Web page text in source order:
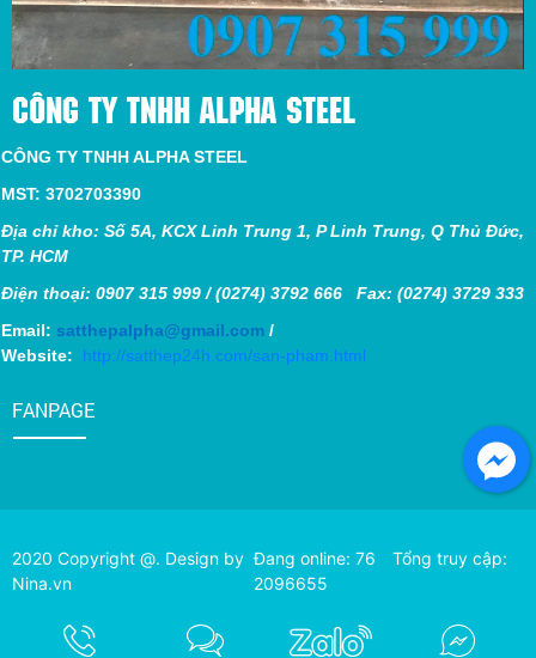
CÔNG TY TNHH ALPHA STEEL
CÔNG TY TNHH ALPHA STEEL
MST: 3702703390
Địa chỉ kho: Số 5A, KCX Linh Trung 1, P Linh Trung, Q Thủ Đức,
TP. HCM
Điện thoại: 0907 315 999 / (0274) 3792 666 Fax: (0274) 3729 333
Email: satthepalpha@gmail.com /
Website:
http://satthep24h.com/san-pham.html
FANPAGE
2020 Copyright @. Design by
Nina.vn
Đang online: 76
Tổng truy cập:
2096655